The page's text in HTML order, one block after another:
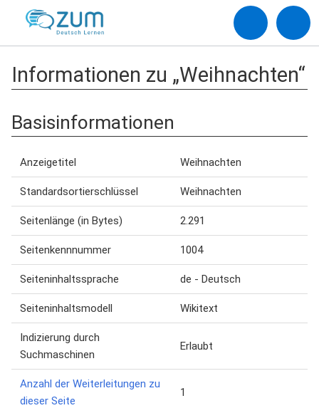
Informationen zu „Weihnachten“
Basisinformationen
Anzeigetitel Weihnachten
Standardsortierschlüssel Weihnachten
Seitenlänge (in Bytes) 2.291
Seitenkennnummer 1004
Seiteninhaltssprache de - Deutsch
Seiteninhaltsmodell Wikitext
Indizierung durch
Suchmaschinen
Erlaubt
Anzahl der Weiterleitungen zu
dieser Seite
1